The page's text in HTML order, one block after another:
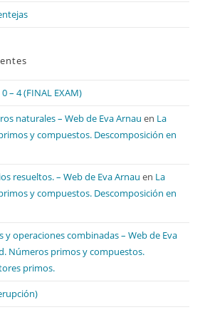
– 4 (FINAL EXAM)
naturales – Web de Eva Arnau en La
y compuestos. Descomposición en
resueltos. – Web de Eva Arnau en La
y compuestos. Descomposición en
y operaciones combinadas – Web de Eva
Números primos y compuestos.
primos.